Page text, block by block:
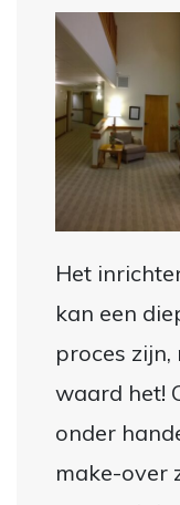
Het
kan een
proces
waard het!
onder
make-over